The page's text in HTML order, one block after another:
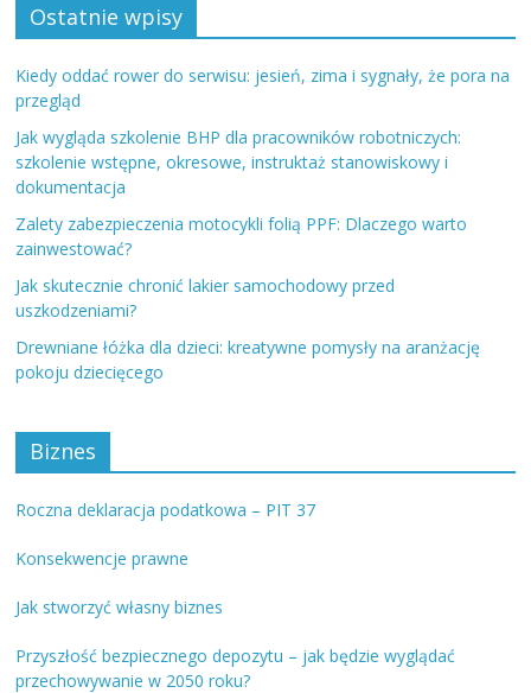
Ostatnie wpisy
Kiedy oddać rower do serwisu: jesień, zima i sygnały, że pora na
przegląd
Jak wygląda szkolenie BHP dla pracowników robotniczych:
szkolenie wstępne, okresowe, instruktaż stanowiskowy i
dokumentacja
Zalety zabezpieczenia motocykli folią PPF: Dlaczego warto
zainwestować?
Jak skutecznie chronić lakier samochodowy przed
uszkodzeniami?
Drewniane łóżka dla dzieci: kreatywne pomysły na aranżację
pokoju dziecięcego
Biznes
Roczna deklaracja podatkowa – PIT 37
Konsekwencje prawne
Jak stworzyć własny biznes
Przyszłość bezpiecznego depozytu – jak będzie wyglądać
przechowywanie w 2050 roku?